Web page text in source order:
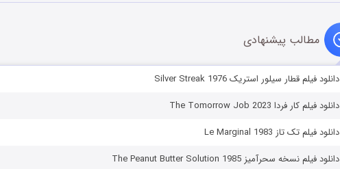
مطالب پیشنهادی
دانلود فیلم قطار سیلور استریک Silver Streak 1976
دانلود فیلم کار فردا The Tomorrow Job 2023
دانلود فیلم تک تاز Le Marginal 1983
دانلود فیلم نسخه سحرآمیز The Peanut Butter Solution 1985